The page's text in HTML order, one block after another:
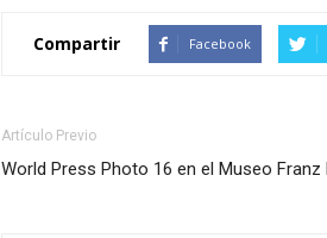
Compartir Facebook
Artículo Previo
World Press Photo 16 en el Museo Franz